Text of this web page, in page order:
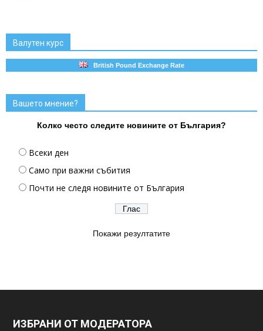
Валутен курс
British Pound Exchange Rate
Вашето мнение?
Колко често следите новините от България?
Всеки ден
Само при важни събития
Почти не следя новините от България
Покажи резултатите
ИЗБРАНИ ОТ МОДЕРАТОРА